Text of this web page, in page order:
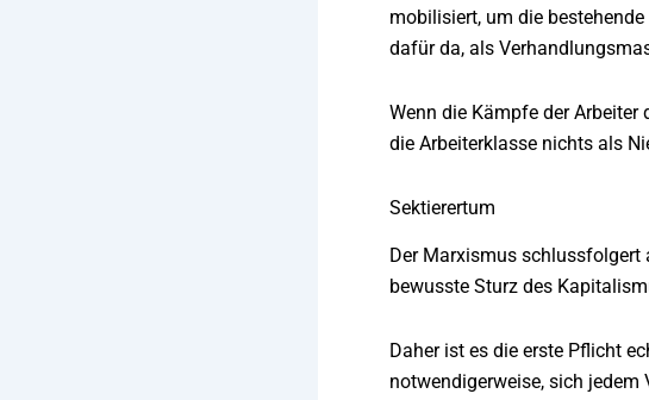
mobilisiert, um die
dafür da, als
Wenn die Kämpfe der
die Arbeiterklasse nichts als
Sektierertum
Der Marxismus schlussfolgert
bewusste Sturz des
Daher ist es die erste Pflicht
notwendigerweise, sich